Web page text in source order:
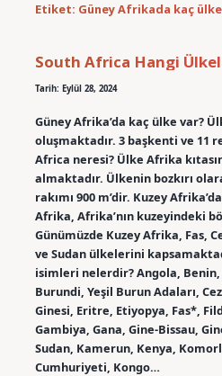
Etiket: Güney Afrikada kaç
South Africa Hangi
Tarih: Eylül 28, 2024
Güney Afrika’da kaç ülke var?
oluşmaktadır. 3 başkenti ve 11
Africa neresi? Ülke Afrika
almaktadır. Ülkenin bozkırı
rakımı 900 m’dir. Kuzey
Afrika, Afrika’nın kuzeyindeki
Günümüzde Kuzey Afrika, Fas,
ve Sudan ülkelerini
isimleri nelerdir? Angola,
Burundi, Yeşil Burun Adaları,
Ginesi, Eritre, Etiyopya, Fas*,
Gambiya, Gana, Gine-Bissau,
Sudan, Kamerun, Kenya,
Cumhuriyeti, Kongo…